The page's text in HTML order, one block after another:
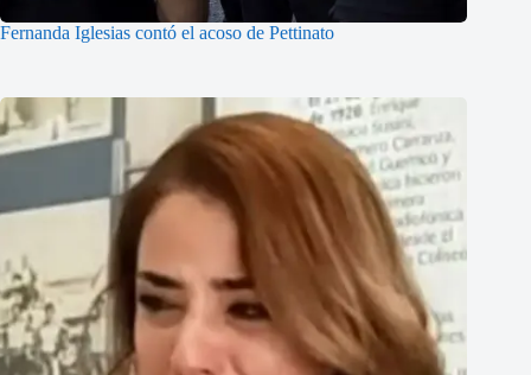
Fernanda Iglesias contó el acoso de Pettinato